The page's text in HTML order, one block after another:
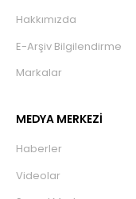
Hakkımızda
E-Arşiv Bilgilendirme
Markalar
MEDYA MERKEZİ
Haberler
Videolar